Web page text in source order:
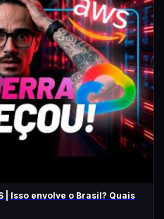
| Isso envolve o Brasil? Quais